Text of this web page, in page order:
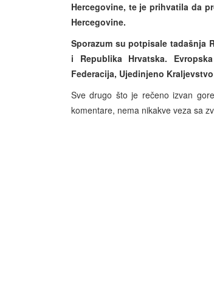
Hercegovine, te je prihvatila da
Hercegovine.
Sporazum su potpisale tadašnja
i Republika Hrvatska.
Federacija, Ujedinjeno
Sve drugo što je rečeno izvan
komentare, nema nikakve veza sa